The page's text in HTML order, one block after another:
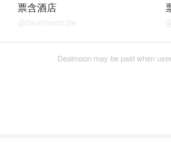
票含酒店
@dealmoon.de
Dealmoon may be paid when